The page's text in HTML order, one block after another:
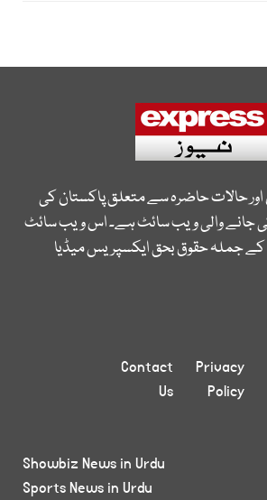
حالات حاضرہ سے متعلق پاکستان کی
جانے والی ویب سائٹ ہے۔ اس ویب سائٹ
کے جملہ حقوق بحق ایکسپریس میڈیا
Privacy
Policy
Contact
Us
Showbiz News in Urdu
Sports News in Urdu